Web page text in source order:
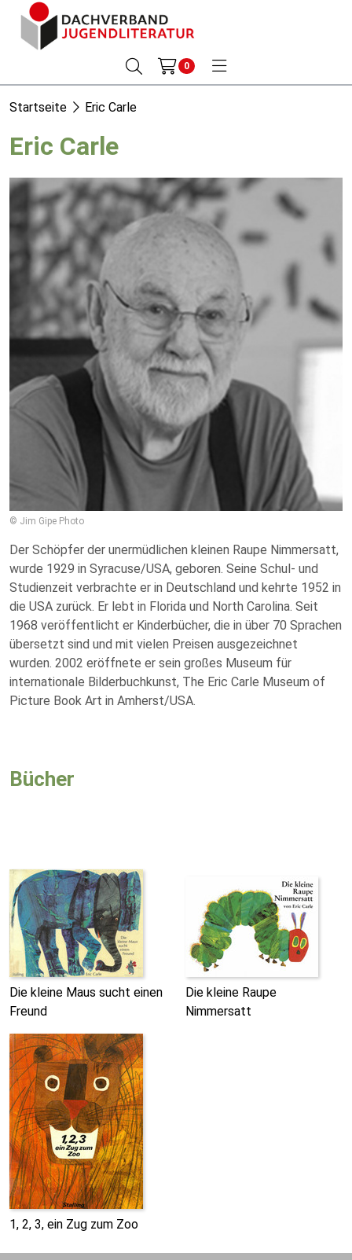
0
Startseite Eric Carle
Eric Carle
© Jim Gipe Photo
Der Schöpfer der unermüdlichen kleinen Raupe Nimmersatt,
wurde 1929 in Syracuse/USA, geboren. Seine Schul- und
Studienzeit verbrachte er in Deutschland und kehrte 1952 in
die USA zurück. Er lebt in Florida und North Carolina. Seit
1968 veröffentlicht er Kinderbücher, die in über 70 Sprachen
übersetzt sind und mit vielen Preisen ausgezeichnet
wurden. 2002 eröffnete er sein großes Museum für
internationale Bilderbuchkunst, The Eric Carle Museum of
Picture Book Art in Amherst/USA.
Bücher
Die kleine Maus sucht einen
Freund
Die kleine Raupe
Nimmersatt
1, 2, 3, ein Zug zum Zoo